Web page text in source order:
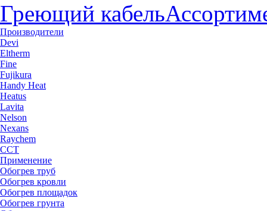
Греющий кабель
Производители
Devi
Eltherm
Fine
Fujikura
Handy Heat
Heatus
Lavita
Nelson
Nexans
Raychem
ССТ
Применение
Обогрев труб
Обогрев кровли
Обогрев площадок
Обогрев грунта